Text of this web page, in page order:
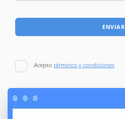
ENVIAR
Acepto términos y condiciones